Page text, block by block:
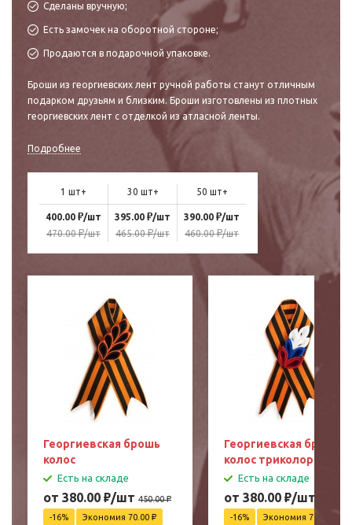
Сделаны вручную;
Есть замочек на оборотной стороне;
Продаются в подарочной упаковке.
Броши из георгиевских лент ручной работы станут отличным
подарком друзьям и близким. Броши изготовлены из плотных
георгиевских лент с отделкой из атласной ленты.
Подробнее
1 шт+ 30 шт+ 50 шт+
400.00 ₽/шт
470.00₽/шт
395.00 ₽/шт
465.00₽/шт
390.00 ₽/шт
460.00₽/шт
Георгиевская брошь
колос
Есть на складе
от 380.00 ₽/шт 450.00₽
-16%
Экономия 70.00 ₽
Георгиевская брошь
колос триколор
Есть на складе
от 380.00 ₽/шт
-16%
Экономия 70.00